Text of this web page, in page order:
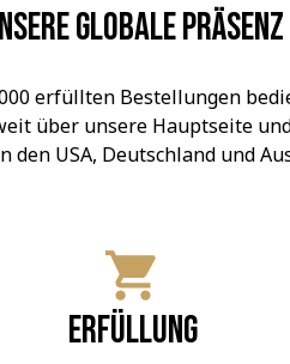
globale Präsenz
erfüllten Bestellungen
über unsere Hauptseite
den USA, Deutschland und
Erfüllung